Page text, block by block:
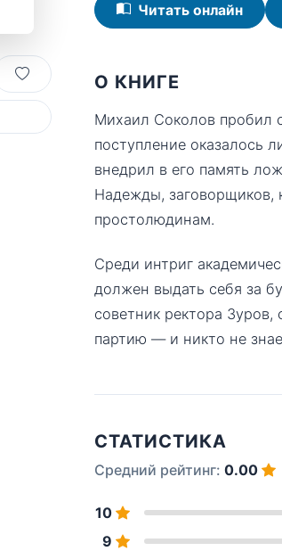
Читать онлайн
О КНИГЕ
Михаил Соколов пробил
поступление оказалось
внедрил в его память
Надежды, заговорщиков,
простолюдинам.
Среди интриг
должен выдать себя за
советник ректора
партию — и никто не
СТАТИСТИКА
Средний рейтинг: 0.00
10
9